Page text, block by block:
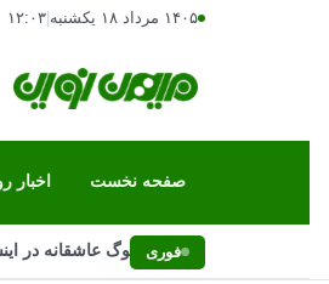
۱۴۰۵ مرداد ۱۸ یکشنبه ۱۲:۰۳
صفحه نخست اخبار
فوری
تجارت سوگ عاشقانه در